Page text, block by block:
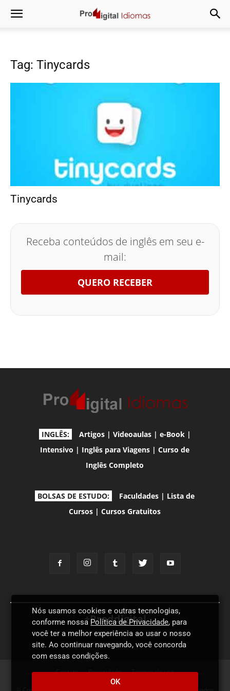
Tag: Tinycards
Tinycards
Receba conteúdos de inglês em seu e-
mail:
QUERO RECEBER
INGLÊS: Artigos| Videoaulas| e-Book|
Intensivo | Inglês para Viagens |Curso de
Inglês Completo
BOLSAS DE ESTUDO: Faculdades | Lista de
Cursos |Cursos Gratuitos
+Proddigital
Contato Privacidade Termos de uso
Nós usamos cookies e outras tecnologias,
conforme nossaPolítica de Privacidade, para
você ter a melhor experiência ao usar o nosso
site. Ao continuar navegando, você concorda
com essas condições.
OK